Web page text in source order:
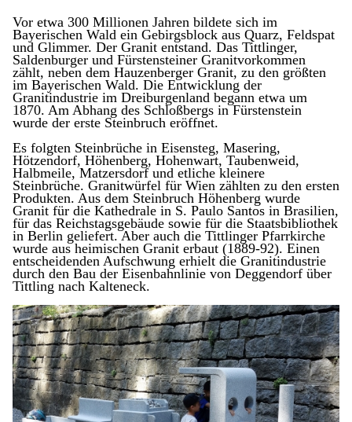
Vor etwa 300 Millionen Jahren bildete sich im
Bayerischen Wald ein Gebirgsblock aus Quarz, Feld­spat
und Glimmer. Der Granit entstand. Das Tittlinger,
Saldenburger und Fürstensteiner Granitvor­kommen
zählt, neben dem Hauzenberger Granit, zu den größten
im Bayerischen Wald. Die Ent­wicklung der
Granitindustrie im Dreiburgenland begann etwa um
1870. Am Abhang des Schloß­bergs in Fürstenstein
wurde der erste Steinbruch eröffnet.
Es folgten Steinbrüche in Eisensteg, Masering,
Hötzendorf, Höhenberg, Hohenwart, Taubenweid,
Halbmeile, Matzersdorf und etliche kleinere
Steinbrüche. Granitwürfel für Wien zählten zu den ers­ten
Produkten. Aus dem Steinbruch Höhenberg wurde
Granit für die Kathedrale in S. Paulo Santos in Brasilien,
für das Reichstagsgebäude sowie für die Staatsbibliothek
in Berlin geliefert. Aber auch die Tittlinger Pfarrkirche
wurde aus heimischen Granit erbaut (1889-92). Einen
entscheiden­den Aufschwung erhielt die Granitindustrie
durch den Bau der Eisenbahnlinie von Deggendorf über
Tittling nach Kalten­eck.